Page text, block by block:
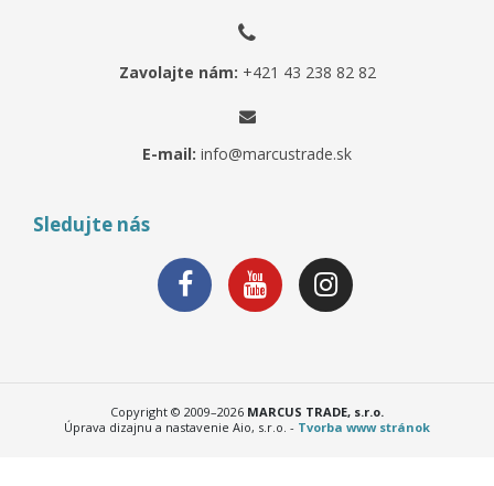
Zavolajte nám: +421 43 238 82 82
E-mail: info@marcustrade.sk
Sledujte nás
Copyright © 2009–2026 MARCUS TRADE, s.r.o.
Úprava dizajnu a nastavenie Aio, s.r.o. - Tvorba www stránok